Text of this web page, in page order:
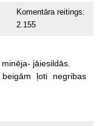
Komentāra reitings:
2.155
minēja- jāiesildās.
beigām ļoti
negribas